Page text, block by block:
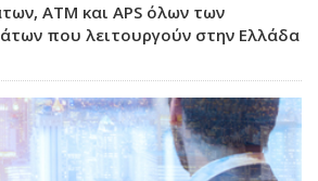
ATM και APS όλων των
που λειτουργούν στην Ελλάδα